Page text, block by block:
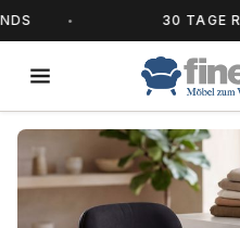
30 TAGE